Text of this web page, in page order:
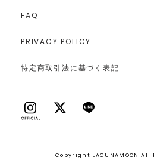
FAQ
PRIVACY POLICY
特定商取引法に基づく表記
Copyright LAGUNAMOON